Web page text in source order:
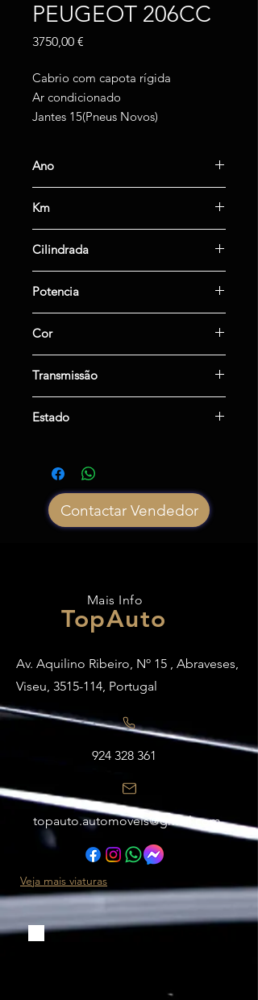
PEUGEOT 206CC
3750,00 €
Cabrio com capota rígida
Ar condicionado
Jantes 15(Pneus Novos)
Ano
Km
Cilindrada
Potencia
Cor
Transmissão
Estado
Contactar Vendedor
Mais Info
TopAuto
Av. Aquilino Ribeiro, Nº 15 , Abraveses,
Viseu, 3515-114, Portugal
924 328 361
topauto.automoveis@gmail.com
Veja mais viaturas